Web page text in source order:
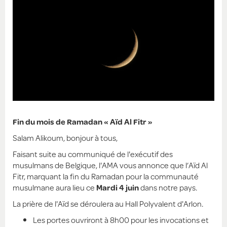
Fin du mois de Ramadan « Aïd Al Fitr »
Salam Alikoum, bonjour à tous,
Faisant suite au communiqué de l'exécutif des
musulmans de Belgique, l'AMA vous annonce que l’Aïd Al
Fitr, marquant la fin du Ramadan pour la communauté
musulmane aura lieu ce Mardi 4 juindans notre pays.
La prière de l'Aïd se déroulera au Hall Polyvalent d'Arlon.
Les portes ouvriront à 8h00 pour les invocations et